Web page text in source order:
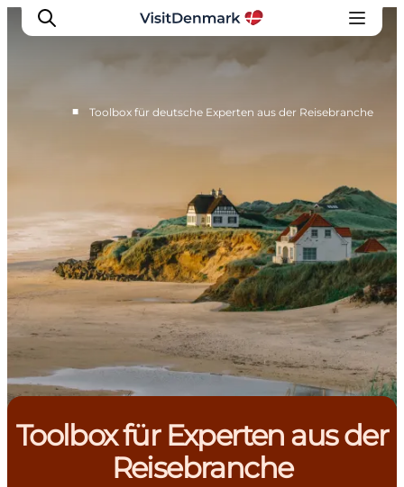
■ Toolbox für deutsche Experten aus der Reisebranche
Toolbox für Experten aus der
Reisebranche